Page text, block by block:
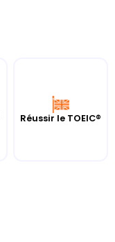
Réussir le TOEIC®